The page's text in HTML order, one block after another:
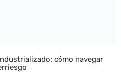
cómo navegar